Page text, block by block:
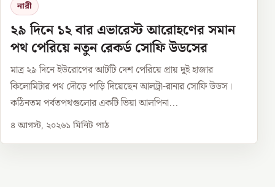
নারী
২৯ দিনে ১২ বার এভারেস্ট আরোহণের সমান
পথ পেরিয়ে নতুন রেকর্ড সোফি উডসের
মাত্র ২৯ দিনে ইউরোপের আটটি দেশ পেরিয়ে প্রায় দুই হাজার
কিলোমিটার পথ দৌড়ে পাড়ি দিয়েছেন আলট্রা-রানার সোফি উডস।
কঠিনতম পর্বতপথগুলোর একটি ভিয়া আলপিনা...
৪ আগস্ট, ২০২৬১ মিনিট পাঠ